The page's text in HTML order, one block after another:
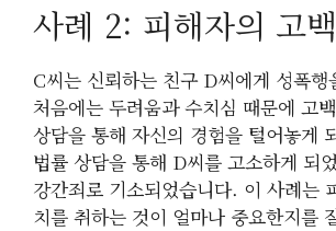
사례 2: 피해자의 고백
C씨는 신뢰하는 친구 D씨에게 성폭행
처음에는 두려움과 수치심 때문에 고
상담을 통해 자신의 경험을 털어놓게
법률 상담을 통해 D씨를 고소하게 되
강간죄로 기소되었습니다. 이 사례는
치를 취하는 것이 얼마나 중요한지를